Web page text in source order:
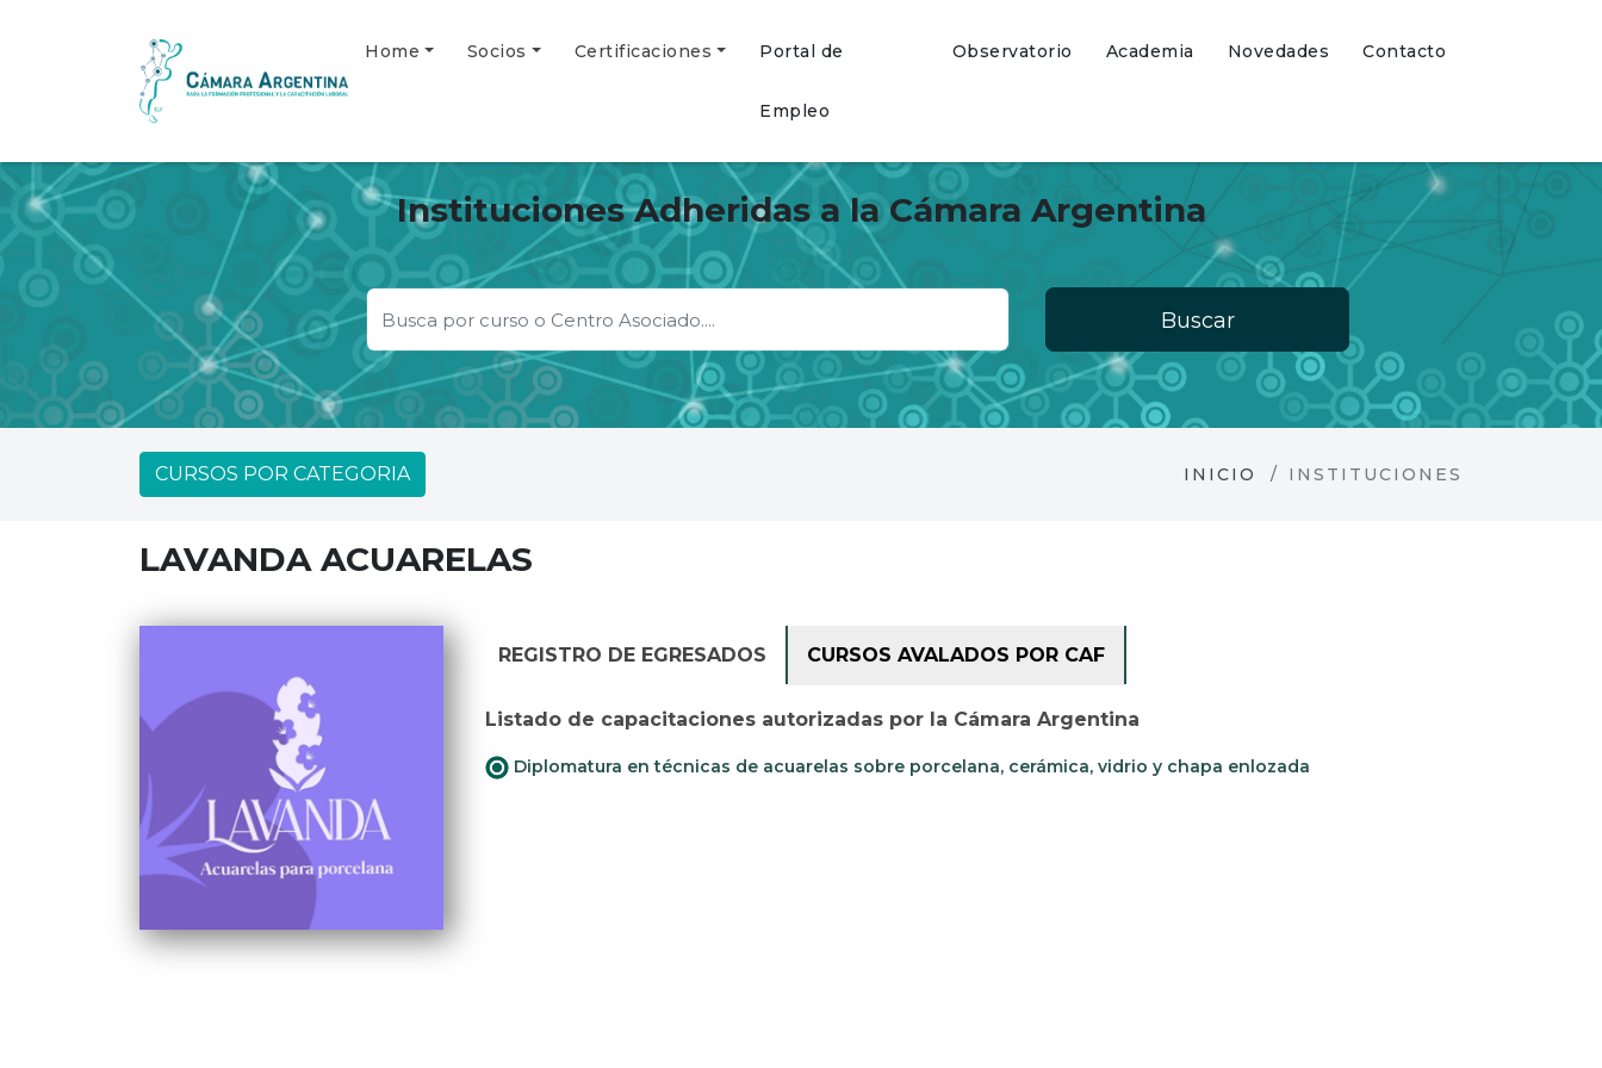
Home Socios Certificaciones Portal de
Empleo
Observatorio Academia Novedades Contacto
Instituciones Adheridas a la Cámara Argentina
Buscar
CURSOS POR CATEGORIA INICIO INSTITUCIONES
LAVANDA ACUARELAS
REGISTRO DE EGRESADOS CURSOS AVALADOS POR CAF
Listado de capacitaciones autorizadas por la Cámara Argentina
Diplomatura en técnicas de acuarelas sobre porcelana, cerámica, vidrio y chapa enlozada